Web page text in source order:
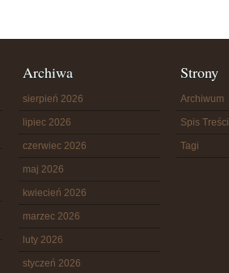
Archiwa
sierpień 2026
lipiec 2026
czerwiec 2026
maj 2026
kwiecień 2026
marzec 2026
luty 2026
styczeń 2026
Strony
Archiwum
Spis Treści
Tagi